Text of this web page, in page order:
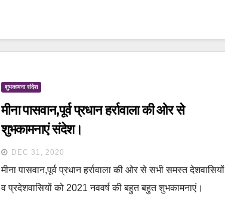
शुभकामना संदेश
मीना पासवान,पूर्व प्रधान हर्रावाला की ओर से
शुभकामनाएं संदेश।
DEC 31, 2020
मीना पासवान,पूर्व प्रधान हर्रावाला की ओर से सभी समस्त देशवासियों
व प्रदेशवासियों को 2021 नववर्ष की बहुत बहुत शुभकामनाएं।